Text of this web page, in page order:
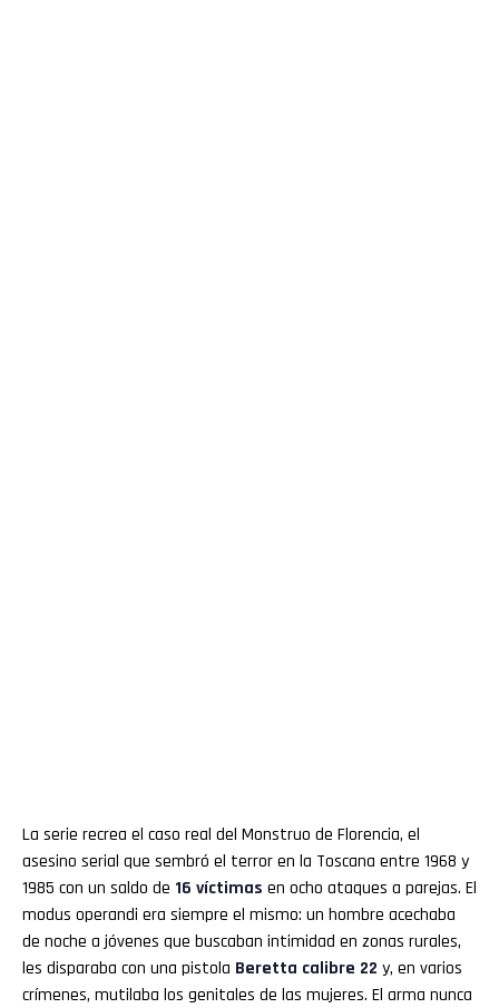
La serie recrea el caso real del Monstruo de Florencia, el
asesino serial que sembró el terror en la Toscana entre 1968 y
1985 con un saldo de 16 víctimas en ocho ataques a parejas. El
modus operandi era siempre el mismo: un hombre acechaba
de noche a jóvenes que buscaban intimidad en zonas rurales,
les disparaba con una pistola Beretta calibre 22 y, en varios
crímenes, mutilaba los genitales de las mujeres. El arma nunca